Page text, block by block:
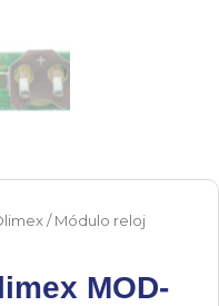
/ Módulo reloj
MOD-